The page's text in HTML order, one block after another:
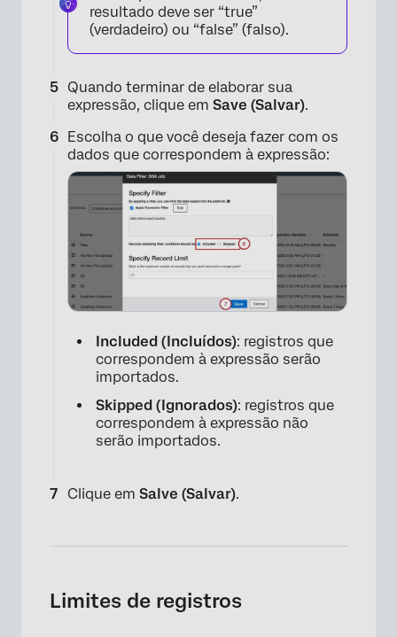
resultado deve ser “true”
(verdadeiro) ou “false” (falso).
Quando terminar de elaborar sua
expressão, clique em Save (Salvar).
Escolha o que você deseja fazer com os
dados que correspondem à expressão:
Included (Incluídos): registros que
correspondem à expressão serão
importados.
Skipped (Ignorados): registros que
correspondem à expressão não
serão importados.
Clique em Salve (Salvar).
Limites de registros